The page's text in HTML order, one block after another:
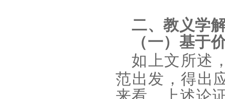
二、教义学
（一）基于
如上文所述
范出发，得出